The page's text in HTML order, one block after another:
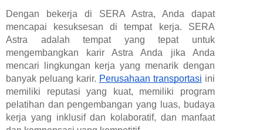
Dengan bekerja di SERA Astra, Anda dapat
mencapai kesuksesan di tempat kerja. SERA
Astra adalah tempat yang tepat untuk
mengembangkan karir Astra Anda jika Anda
mencari lingkungan kerja yang menarik dengan
banyak peluang karir. Perusahaan transportasi ini
memiliki reputasi yang kuat, memiliki program
pelatihan dan pengembangan yang luas, budaya
kerja yang inklusif dan kolaboratif, dan manfaat